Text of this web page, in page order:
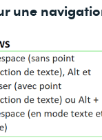
une